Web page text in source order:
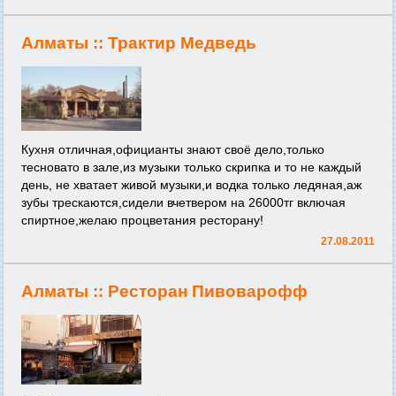
Алматы :: Трактир Медведь
Кухня отличная,официанты знают своё дело,только
тесновато в зале,из музыки только скрипка и то не каждый
день, не хватает живой музыки,и водка только ледяная,аж
зубы трескаются,сидели вчетвером на 26000тг включая
спиртное,желаю процветания ресторану!
27.08.2011
Алматы :: Ресторан Пивоварофф